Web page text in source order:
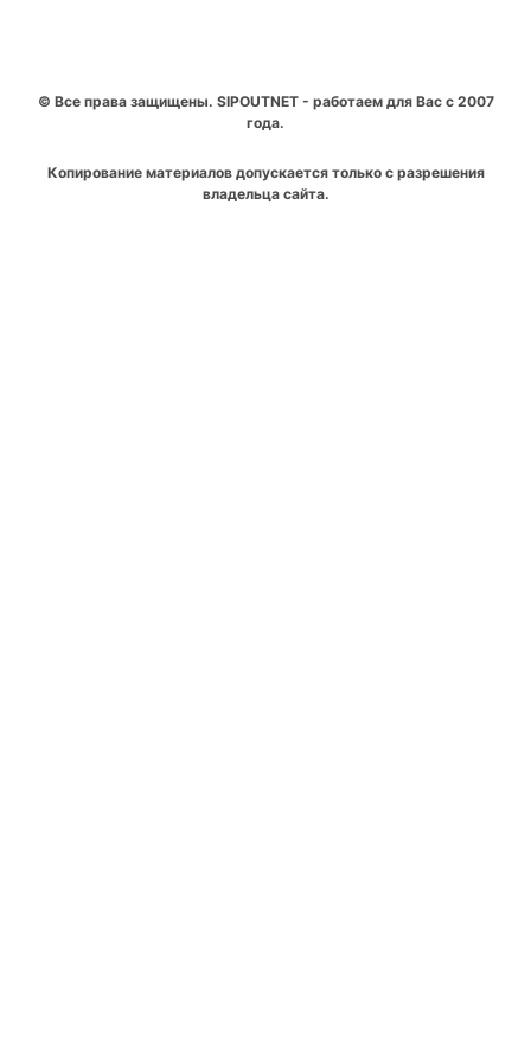
© Все права защищены. SIPOUTNET - работаем для Вас с 2007
года.
Копирование материалов допускается только с разрешения
владельца сайта.